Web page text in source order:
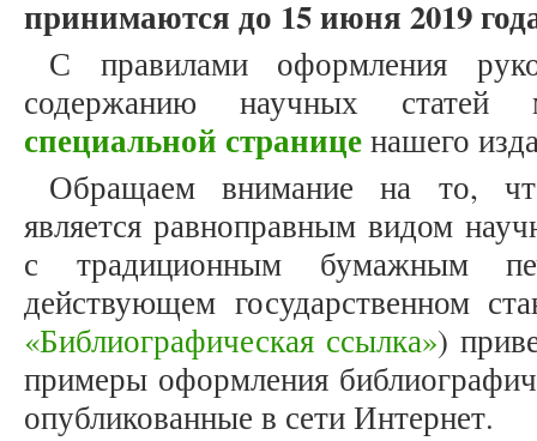
принимаются до 15 июня 2019
С правилами оформления
содержанию научных
специальной страниценашего
Обращаем внимание на то,
является равноправным видом
с традиционным бумажным
действующем государственном
«Библиографическая ссылка»)
примеры оформления
опубликованные в сети Интернет.